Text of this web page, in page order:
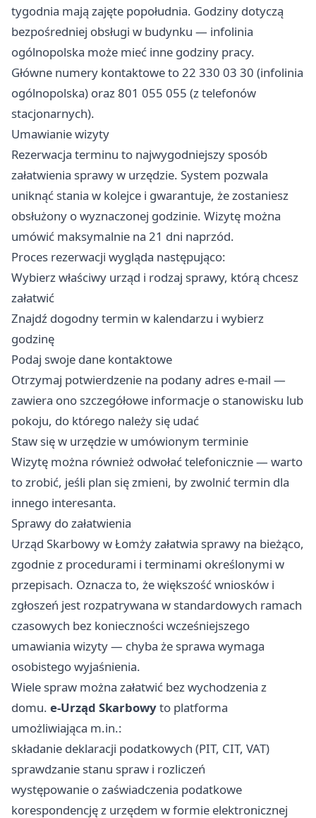
tygodnia mają zajęte popołudnia. Godziny dotyczą
bezpośredniej obsługi w budynku — infolinia
ogólnopolska może mieć inne godziny pracy.
Główne numery kontaktowe to 22 330 03 30 (infolinia
ogólnopolska) oraz 801 055 055 (z telefonów
stacjonarnych).
Umawianie wizyty
Rezerwacja terminu to najwygodniejszy sposób
załatwienia sprawy w urzędzie. System pozwala
uniknąć stania w kolejce i gwarantuje, że zostaniesz
obsłużony o wyznaczonej godzinie. Wizytę można
umówić maksymalnie na 21 dni naprzód.
Proces rezerwacji wygląda następująco:
Wybierz właściwy urząd i rodzaj sprawy, którą chcesz
załatwić
Znajdź dogodny termin w kalendarzu i wybierz
godzinę
Podaj swoje dane kontaktowe
Otrzymaj potwierdzenie na podany adres e-mail —
zawiera ono szczegółowe informacje o stanowisku lub
pokoju, do którego należy się udać
Staw się w urzędzie w umówionym terminie
Wizytę można również odwołać telefonicznie — warto
to zrobić, jeśli plan się zmieni, by zwolnić termin dla
innego interesanta.
Sprawy do załatwienia
Urząd Skarbowy w Łomży załatwia sprawy na bieżąco,
zgodnie z procedurami i terminami określonymi w
przepisach. Oznacza to, że większość wniosków i
zgłoszeń jest rozpatrywana w standardowych ramach
czasowych bez konieczności wcześniejszego
umawiania wizyty — chyba że sprawa wymaga
osobistego wyjaśnienia.
Wiele spraw można załatwić bez wychodzenia z
domu. e-Urząd Skarbowyto platforma
umożliwiająca m.in.:
składanie deklaracji podatkowych (PIT, CIT, VAT)
sprawdzanie stanu spraw i rozliczeń
występowanie o zaświadczenia podatkowe
korespondencję z urzędem w formie elektronicznej